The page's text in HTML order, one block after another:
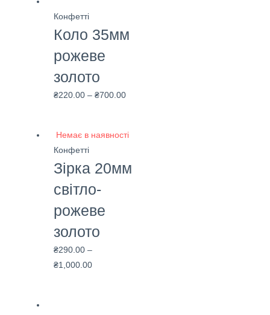
Конфетті
Коло 35мм
рожеве
золото
₴220.00 –₴700.00
Немає в наявності
Конфетті
Зірка 20мм
світло-
рожеве
золото
₴290.00 –
₴1,000.00